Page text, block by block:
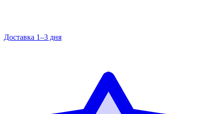
Доставка 1–3 дня